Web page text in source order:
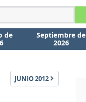
de
Septiembre de
2026
JUNIO2012